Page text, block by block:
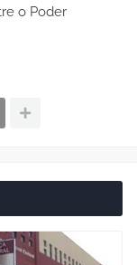
o Poder